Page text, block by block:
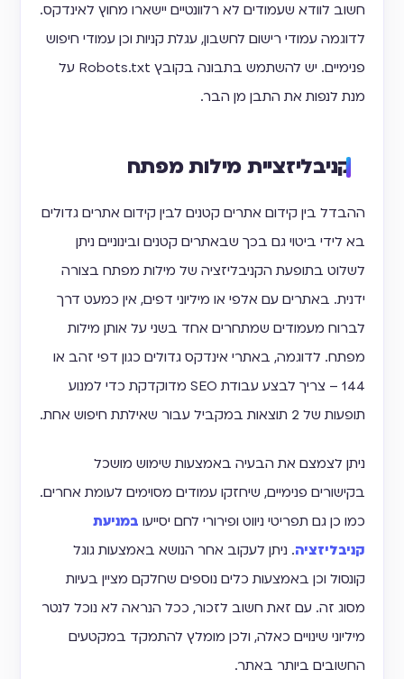
חשוב לוודא שעמודים לא רלוונטיים יישארו מחוץ לאינדקס.
לדוגמה עמודי רישום לחשבון, עגלת קניות וכן עמודי חיפוש
פנימיים. יש להשתמש בתבונה בקובץ Robots.txt על
מנת לנפות את התבן מן הבר.
קניבליזציית מילות מפתח
ההבדל בין קידום אתרים קטנים לבין קידום אתרים גדולים
בא לידי ביטוי גם בכך שבאתרים קטנים ובינוניים ניתן
לשלוט בתופעת הקניבליזציה של מילות מפתח בצורה
ידנית. באתרים עם אלפי או מיליוני דפים, אין כמעט דרך
לברוח מעמודים שמתחרים אחד בשני על אותן מילות
מפתח. לדוגמה, באתרי אינדקס גדולים כגון דפי זהב או
144 – צריך לבצע עבודת SEO מדוקדקת כדי למנוע
תופעות של 2 תוצאות במקביל עבור שאילתת חיפוש אחת.
ניתן לצמצם את הבעיה באמצעות שימוש מושכל
בקישורים פנימיים, שיחזקו עמודים מסוימים לעומת אחרים.
כמו כן גם תפריטי ניווט ופירורי לחם יסייעו במניעת
קניבליזציה. ניתן לעקוב אחר הנושא באמצעות גוגל
קונסול וכן באמצעות כלים נוספים שחלקם מציין בעיות
מסוג זה. עם זאת חשוב לזכור, ככל הנראה לא נוכל לנטר
מיליוני שינויים כאלה, ולכן מומלץ להתמקד במקטעים
החשובים ביותר באתר.